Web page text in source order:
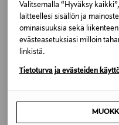
Valitsemalla “Hyväksy
laitteellesi sisällön ja
ominaisuuksia sekä
evästeasetuksiasi milloin
linkistä.
Tietoturva ja evästeiden
CHALK WHITE
Valmistusmaa
Portugali
HASSIA